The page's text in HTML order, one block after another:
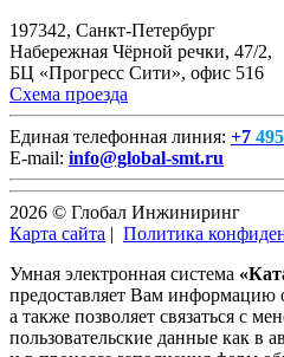
197342, Санкт-Петербург
Набережная Чёрной речки, 47/2,
БЦ «Прогресс Сити», офис 516
Схема проезда
Единая телефонная линия: +7 495
E-mail: info@global-smt.ru
2026 © Глобал Инжиниринг
Карта сайта | Политика
Умная электронная система
предоставляет Вам информацию
а также позволяет связаться с
пользовательские данные как в